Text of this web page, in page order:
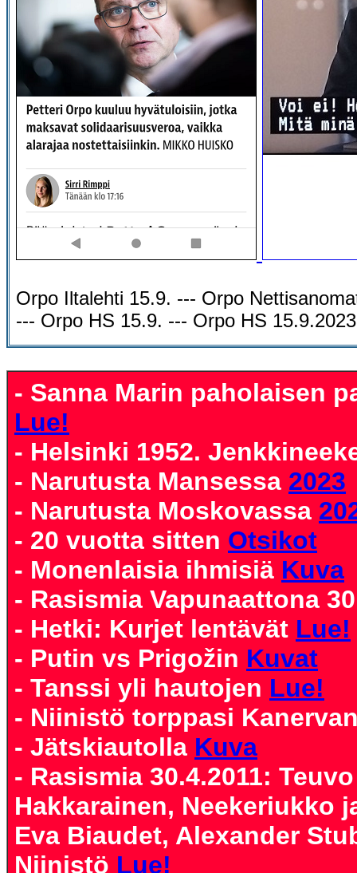
Orpo Iltalehti 15.9. --- Orpo
--- Orpo HS 15.9. --- Orpo HS
- Sanna Marin paholaisen
Lue!
- Helsinki 1952.
- Narutusta Mansessa 2023
- Narutusta Moskovassa
- 20 vuotta sitten Otsikot
- Monenlaisia ihmisiä Kuva
- Rasismia Vapunaattona
- Hetki: Kurjet lentävät Lue!
- Putin vs Prigožin Kuvat
- Tanssi yli hautojen Lue!
- Niinistö torppasi
- Jätskiautolla Kuva
- Rasismia 30.4.2011: Teuvo
Hakkarainen, Neekeriukko
Eva Biaudet, Alexander
Niinistö Lue!